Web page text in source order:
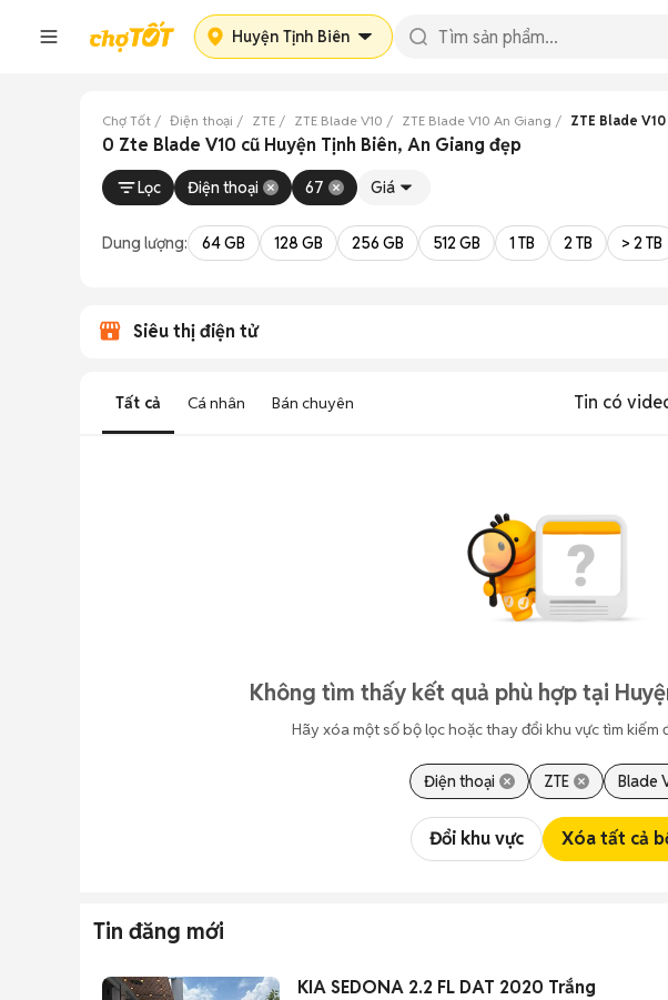
Huyện Tịnh Biên
Chợ Tốt Điện thoại ZTE ZTE Blade V10 ZTE Blade V10 An Giang ZTE Blade
0 Zte Blade V10 cũ Huyện Tịnh Biên, An Giang đẹp
Lọc Điện thoại 67 Giá
Dung lượng: 64 GB 128 GB 256 GB 512 GB 1 TB 2 TB > 2 TB
Siêu thị điện tử
Tất cả Cá nhân Bán chuyên Tin có
Không tìm thấy kết quả phù hợp tại
Hãy xóa một số bộ lọc hoặc thay đổi khu vực tìm kiếm
Điện thoại ZTE Blade
Đổi khu vực Xóa tất cả
Tin đăng mới
KIA SEDONA 2.2 FL DAT 2020 Trắng